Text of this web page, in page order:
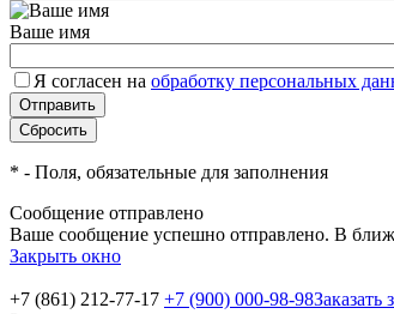
Ваше имя
Я согласен на обработку персональных
* - Поля, обязательные для заполнения
Сообщение отправлено
Ваше сообщение успешно отправлено. В
Закрыть окно
+7 (861) 212-77-17 +7 (900) 000-98-98Заказать